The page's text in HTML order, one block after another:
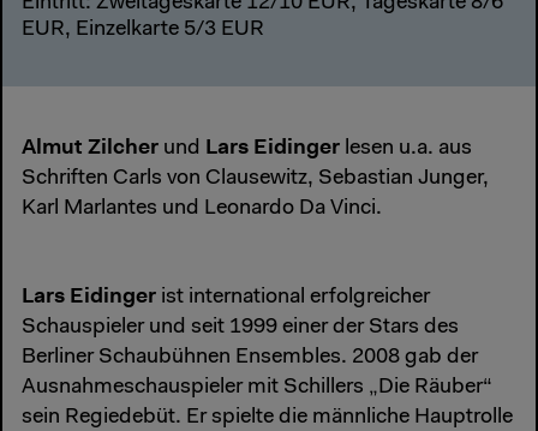
EUR, Einzelkarte 5/3 EUR
Almut Zilcher und Lars Eidinger lesen u.a. aus
Schriften Carls von Clausewitz, Sebastian Junger,
Karl Marlantes und Leonardo Da Vinci.
Lars Eidinger ist international erfolgreicher
Schauspieler und seit 1999 einer der Stars des
Berliner Schaubühnen Ensembles. 2008 gab der
Ausnahmeschauspieler mit Schillers „Die Räuber“
sein Regiedebüt. Er spielte die männliche Hauptrolle